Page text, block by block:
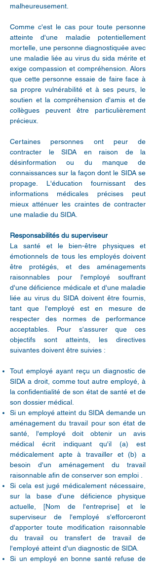
malheureusement.
Comme c'est le cas pour toute personne
atteinte d'une maladie potentiellement
mortelle, une personne diagnostiquée avec
une maladie liée au virus du sida mérite et
exige compassion et compréhension. Alors
que cette personne essaie de faire face à
sa propre vulnérabilité et à ses peurs, le
soutien et la compréhension d'amis et de
collègues peuvent être particulièrement
précieux.
Certaines personnes ont peur de
contracter le SIDA en raison de la
désinformation ou du manque de
connaissances sur la façon dont le SIDA se
propage. L'éducation fournissant des
informations médicales précises peut
mieux atténuer les craintes de contracter
une maladie du SIDA.
Responsabilités du superviseur
La santé et le bien-être physiques et
émotionnels de tous les employés doivent
être protégés, et des aménagements
raisonnables pour l'employé souffrant
d'une déficience médicale et d'une maladie
liée au virus du SIDA doivent être fournis,
tant que l'employé est en mesure de
respecter des normes de performance
acceptables. Pour s'assurer que ces
objectifs sont atteints, les directives
suivantes doivent être suivies :
Tout employé ayant reçu un diagnostic de
SIDA a droit, comme tout autre employé, à
la confidentialité de son état de santé et de
son dossier médical.
Si un employé atteint du SIDA demande un
aménagement du travail pour son état de
santé, l'employé doit obtenir un avis
médical écrit indiquant qu'il (a) est
médicalement apte à travailler et (b) a
besoin d'un aménagement du travail
raisonnable afin de conserver son emploi .
Si cela est jugé médicalement nécessaire,
sur la base d'une déficience physique
actuelle, [Nom de l'entreprise] et le
superviseur de l'employé s'efforceront
d'apporter toute modification raisonnable
du travail ou transfert de travail de
l'employé atteint d'un diagnostic de SIDA.
Si un employé en bonne santé refuse de